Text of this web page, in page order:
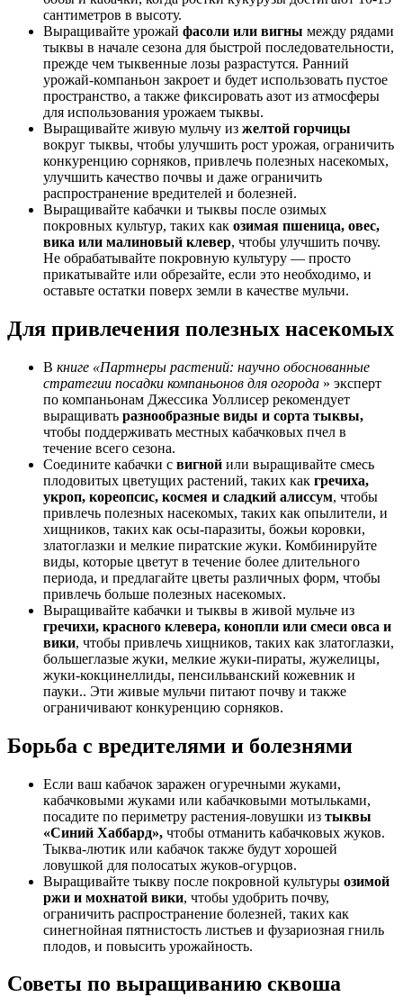
сантиметров в высоту.
Выращивайте урожай фасоли или вигны между рядами
тыквы в начале сезона для быстрой последовательности,
прежде чем тыквенные лозы разрастутся. Ранний
урожай-компаньон закроет и будет использовать пустое
пространство, а также фиксировать азот из атмосферы
для использования урожаем тыквы.
Выращивайте живую мульчу из желтой горчицы
вокруг тыквы, чтобы улучшить рост урожая, ограничить
конкуренцию сорняков, привлечь полезных насекомых,
улучшить качество почвы и даже ограничить
распространение вредителей и болезней.
Выращивайте кабачки и тыквы после озимых
покровных культур, таких как озимая пшеница, овес,
вика или малиновый клевер, чтобы улучшить почву.
Не обрабатывайте покровную культуру — просто
прикатывайте или обрезайте, если это необходимо, и
оставьте остатки поверх земли в качестве мульчи.
Для привлечения полезных насекомых
В книге «Партнеры растений: научно обоснованные
стратегии посадки компаньонов для огорода » эксперт
по компаньонам Джессика Уоллисер рекомендует
выращивать разнообразные виды и сорта тыквы,
чтобы поддерживать местных кабачковых пчел в
течение всего сезона.
Соедините кабачки с вигной или выращивайте смесь
плодовитых цветущих растений, таких как гречиха,
укроп, кореопсис, космея и сладкий алиссум, чтобы
привлечь полезных насекомых, таких как опылители, и
хищников, таких как осы-паразиты, божьи коровки,
златоглазки и мелкие пиратские жуки. Комбинируйте
виды, которые цветут в течение более длительного
периода, и предлагайте цветы различных форм, чтобы
привлечь больше полезных насекомых.
Выращивайте кабачки и тыквы в живой мульче из
гречихи, красного клевера, конопли или смеси овса и
вики, чтобы привлечь хищников, таких как златоглазки,
большеглазые жуки, мелкие жуки-пираты, жужелицы,
жуки-кокцинеллиды, пенсильванский кожевник и
пауки.. Эти живые мульчи питают почву и также
ограничивают конкуренцию сорняков.
Борьба с вредителями и болезнями
Если ваш кабачок заражен огуречными жуками,
кабачковыми жуками или кабачковыми мотыльками,
посадите по периметру растения-ловушки из тыквы
«Синий Хаббард», чтобы отманить кабачковых жуков.
Тыква-лютик или кабачок также будут хорошей
ловушкой для полосатых жуков-огурцов.
Выращивайте тыкву после покровной культуры озимой
ржи и мохнатой вики, чтобы удобрить почву,
ограничить распространение болезней, таких как
синегнойная пятнистость листьев и фузариозная гниль
плодов, и повысить урожайность.
Советы по выращиванию сквоша